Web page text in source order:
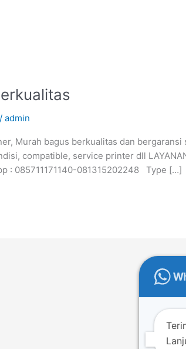
/ admin
Murah bagus berkualitas dan bergaransi
compatible, service printer dll
: 085711171140-081315202248 Type […]